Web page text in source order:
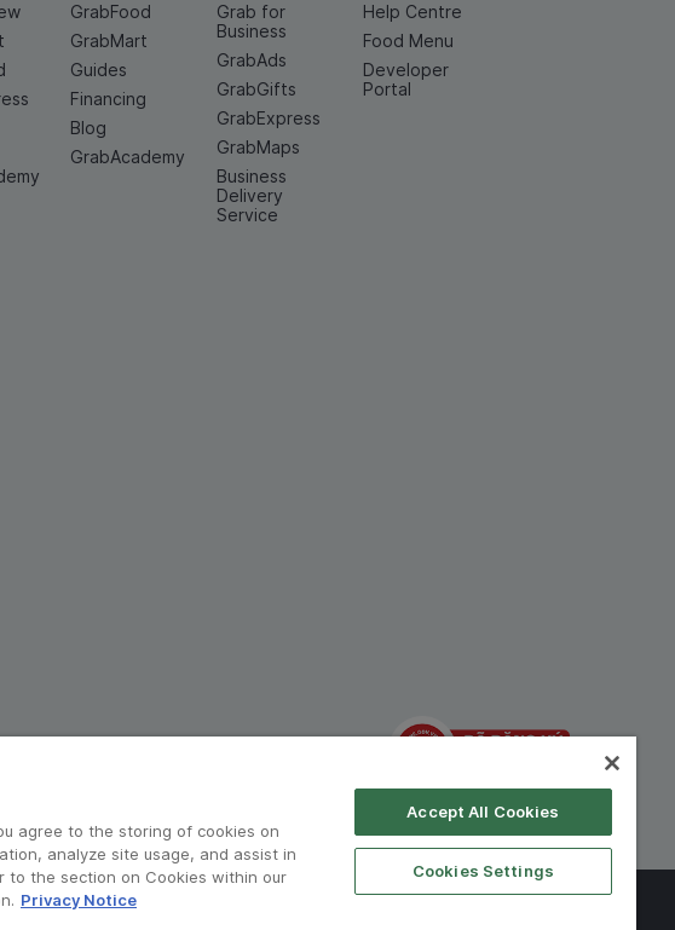
GrabFood
GrabMart
Guides
Financing
Blog
GrabAcademy
Grab for
Business
GrabAds
GrabGifts
GrabExpress
GrabMaps
Business
Delivery
Service
Help Centre
Food Menu
Developer
Portal
số doanh nghiệp:
agree to the storing of cookies on
analyze site usage, and assist in
to the section on Cookies within our
Privacy Notice
Accept All Cookies
Cookies Settings